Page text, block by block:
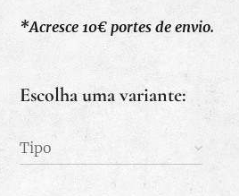
*Acresce 10€ portes de envio.
Escolha uma variante:
Tipo